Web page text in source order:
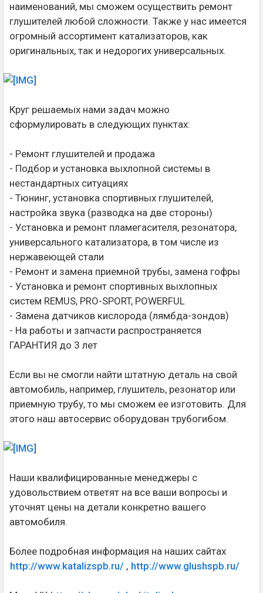
наименований, мы сможем осуществить ремонт
глушителей любой сложности. Также у нас имеется
огромный ассортимент катализаторов, как
оригинальных, так и недорогих универсальных.
Круг решаемых нами задач можно
сформулировать в следующих пунктах:
- Ремонт глушителей и продажа
- Подбор и установка выхлопной системы в
нестандартных ситуациях
- Тюнинг, установка спортивных глушителей,
настройка звука (разводка на две стороны)
- Установка и ремонт пламегасителя, резонатора,
универсального катализатора, в том числе из
нержавеющей стали
- Ремонт и замена приемной трубы, замена гофры
- Установка и ремонт спортивных выхлопных
систем REMUS, PRO-SPORT, POWERFUL
- Замена датчиков кислорода (лямбда-зондов)
- На работы и запчасти распространяется
ГАРАНТИЯ до 3 лет
Если вы не смогли найти штатную деталь на свой
автомобиль, например, глушитель, резонатор или
приемную трубу, то мы сможем ее изготовить. Для
этого наш автосервис оборудован трубогибом.
Наши квалифицированные менеджеры с
удовольствием ответят на все ваши вопросы и
уточнят цены на детали конкретно вашего
автомобиля.
Более подробная информация на наших сайтах
http://www.katalizspb.ru/ , http://www.glushspb.ru/